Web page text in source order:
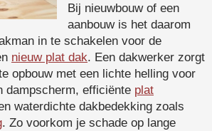
Bij nieuwbouw of een
aanbouw is het daarom
in te schakelen voor de
nieuw plat dak. Een dakwerker zorgt
opbouw met een lichte helling voor
dampscherm, efficiënte plat
waterdichte dakbedekking zoals
. Zo voorkom je schade op lange